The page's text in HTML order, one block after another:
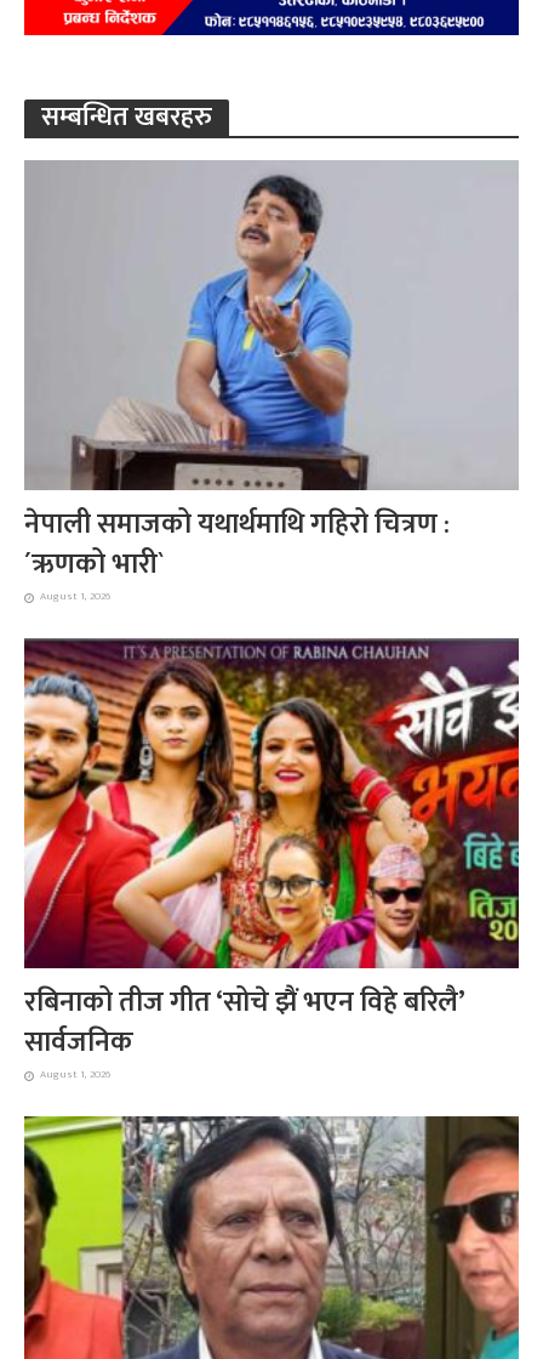
सम्बन्धित खबरहरु
नेपाली समाजको यथार्थमाथि गहिरो चित्रण :
´ऋणको भारी`
August 1, 2026
रबिनाको तीज गीत ‘सोचे झैं भएन विहे बरिलै’
सार्वजनिक
August 1, 2026